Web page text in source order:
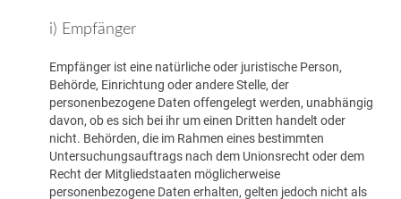
i) Empfänger
Empfänger ist eine natürliche oder juristische Person,
Behörde, Einrichtung oder andere Stelle, der
personenbezogene Daten offengelegt werden, unabhängig
davon, ob es sich bei ihr um einen Dritten handelt oder
nicht. Behörden, die im Rahmen eines bestimmten
Untersuchungsauftrags nach dem Unionsrecht oder dem
Recht der Mitgliedstaaten möglicherweise
personenbezogene Daten erhalten, gelten jedoch nicht als